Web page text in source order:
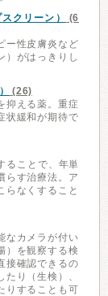
クリーン）
(6
ー性皮膚炎など
）がはっきりし
(26)
抑える薬。重症
状緩和が期待で
ることで、年単
らす治療法。ア
らなくすること
なカメラが付い
）を観察する検
接確認できるの
り（生検）、
りすることも可